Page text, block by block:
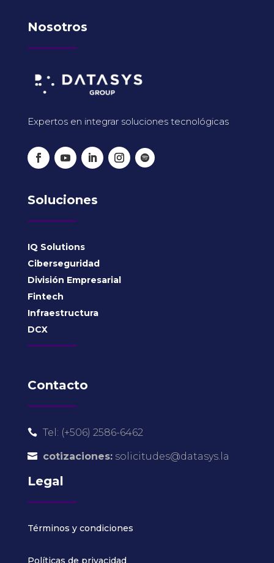
Nosotros
Expertos en integrar soluciones tecnológicas
Soluciones
IQ Solutions
Ciberseguridad
División Empresarial
Fintech
Infraestructura
DCX
Contacto
 Tel: (+506) 2586-6462
 cotizaciones: solicitudes@datasys.la
Legal
Términos y condiciones
Políticas de privacidad